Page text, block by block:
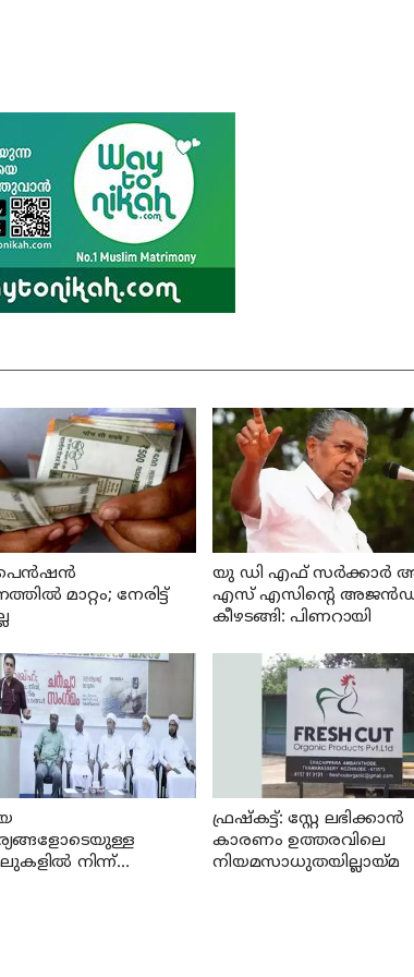
മാറ്റം; നേരിട്ട്
യു ഡി എഫ് സര്‍ക്കാര്‍
എസ് എസിന്റെ
കീഴടങ്ങി: പിണറായി
നിന്ന്
ഫ്രഷ്‌കട്ട്: സ്റ്റേ ലഭിക്കാന്‍
കാരണം ഉത്തരവിലെ
നിയമസാധുതയില്ലായ്മ